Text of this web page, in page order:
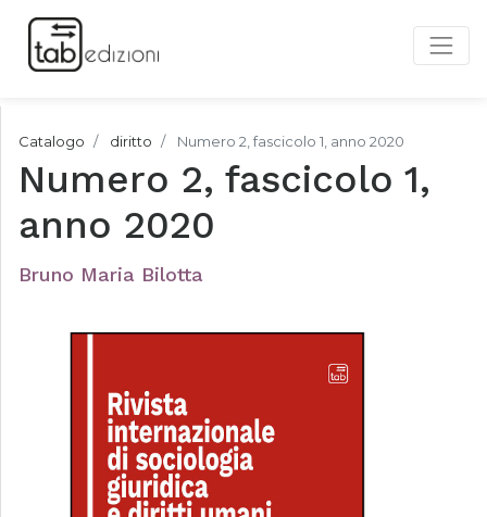
Catalogo diritto Numero 2, fascicolo 1, anno 2020
Numero 2, fascicolo 1,
anno 2020
Bruno Maria Bilotta